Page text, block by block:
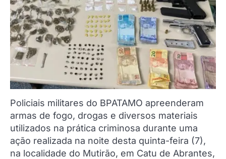
Policiais militares do BPATAMO apreenderam
armas de fogo, drogas e diversos materiais
utilizados na prática criminosa durante uma
ação realizada na noite desta quinta-feira (7),
na localidade do Mutirão, em Catu de Abrantes,